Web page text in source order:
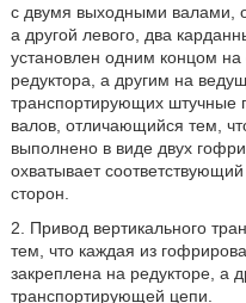
с двумя выходными валами,
а другой левого, два
установлен одним концом
редуктора, а другим на
транспортирующих штучные
валов, отличающийся тем,
выполнено в виде двух
охватывает
сторон.
2. Привод вертикального
тем, что каждая из
закреплена на редукторе, а
транспортирующей цепи.